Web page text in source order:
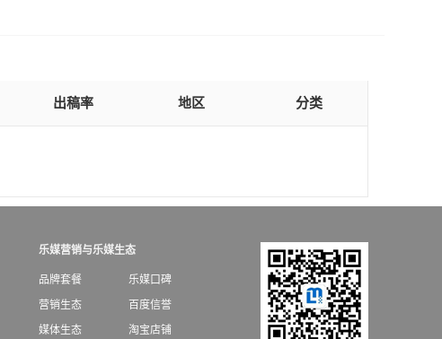
出稿率 地区 分类
乐媒营销与乐媒生态
品牌套餐
乐媒口碑
营销生态
百度信誉
媒体生态
淘宝店铺